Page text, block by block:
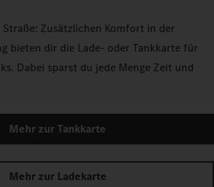
Zusätzlichen Komfort in der
bieten dir die Lade- oder Tankkarte für
Dabei sparst du jede Menge Zeit und
Mehr zur Tankkarte
Mehr zur Ladekarte